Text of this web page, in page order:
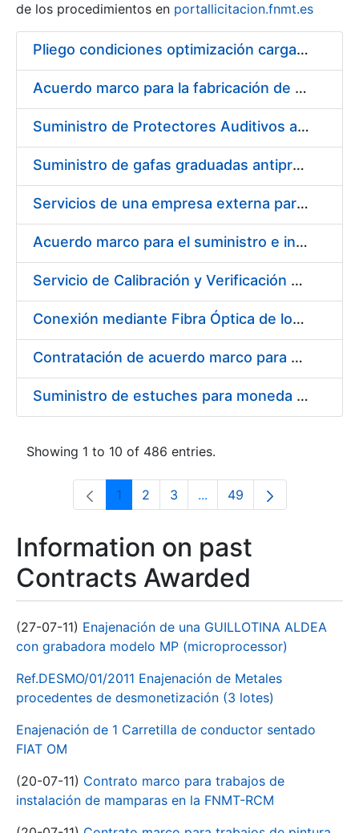
Show/Hide
de los procedimientos en portallicitacion.fnmt.es
Pliego condiciones optimización cargas compras firmado
Acuerdo marco para la fabricación de piezas
Suministro de Protectores Auditivos a medida para las personas trabajadoras de los Centros de Trabajo de Madrid y Burgos
Suministro de gafas graduadas antiproyecciones para los trabajadores de la FNMT-RCM en los centros de trabajo de Madrid y Burgos
Servicios de una empresa externa para el asesoramiento y resolución de los recursos de alzada que se presentan relacionados con procesos de selección para la FNMT-RCM
Acuerdo marco para el suministro e instalación de persianas, estores y otros complementos
Servicio de Calibración y Verificación Externa de los Equipos de Medición del Servicio de Prevención de la FNMT-RCM
Conexión mediante Fibra Óptica de los Centros de Proceso de Datos (CPDs) de las sedes de la FNMT-RCM de Burgos y Madrid
Contratación de acuerdo marco para el Suministro de Material de Electricidad para la Fábrica Nacional de Moneda y Timbre-Real Casa de la Moneda en su centro de trabajo de Burgos
Suministro de estuches para moneda de 30 €
Showing 1 to 10 of 486 entries.
Page
1 Page
2 Page
3 ...Intermediate Pages Use
Page
49
Information on past
Contracts Awarded
(27-07-11) Enajenación de una GUILLOTINA ALDEA
con grabadora modelo MP (microprocessor)
Ref.DESMO/01/2011 Enajenación de Metales
procedentes de desmonetización (3 lotes)
Enajenación de 1 Carretilla de conductor sentado
FIAT OM
(20-07-11) Contrato marco para trabajos de
instalación de mamparas en la FNMT-RCM